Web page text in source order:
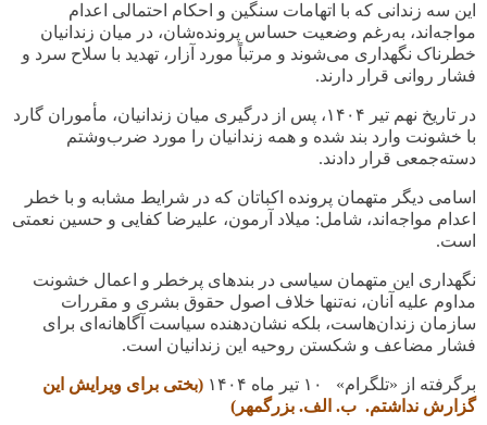
این سه زندانی که با اتهامات سنگین و احکام احتمالی اعدام
مواجه‌اند، به‌رغم وضعیت حساس پرونده‌شان، در میان زندانیان
خطرناک نگهداری می‌شوند و مرتباً مورد آزار، تهدید با سلاح سرد و
فشار روانی قرار دارند.
در تاریخ نهم تیر ۱۴۰۴، پس از درگیری میان زندانیان، مأموران گارد
با خشونت وارد بند شده و همه زندانیان را مورد ضرب‌وشتم
دسته‌جمعی قرار دادند.
اسامی دیگر متهمان پرونده اکباتان که در شرایط مشابه و با خطر
اعدام مواجه‌اند، شامل: میلاد آرمون، علیرضا کفایی و حسین نعمتی
است.
نگهداری این متهمان سیاسی در بندهای پرخطر و اعمال خشونت
مداوم علیه آنان، نه‌تنها خلاف اصول حقوق بشری و مقررات
سازمان زندان‌هاست، بلکه نشان‌دهنده سیاست آگاهانه‌ای برای
فشار مضاعف و شکستن روحیه این زندانیان است.
برگرفته از «تلگرام» ۱۰ تیر ماه ۱۴۰۴ (بختی برای ویرایش این
گزارش نداشتم. ب. الف. بزرگمهر)